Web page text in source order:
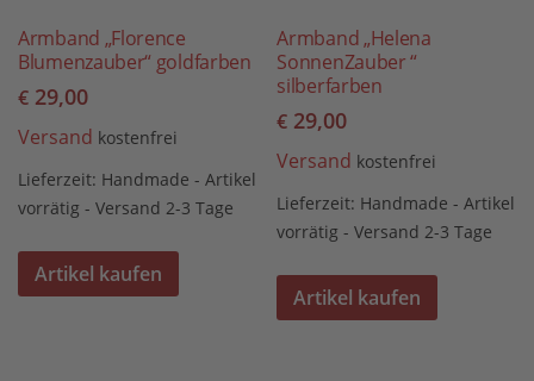
Armband „Florence
Blumenzauber“ goldfarben
€ 29,00
Versand kostenfrei
Lieferzeit: Handmade - Artikel
vorrätig - Versand 2-3 Tage
Artikel kaufen
Armband „Helena
SonnenZauber “
silberfarben
€ 29,00
Versand kostenfrei
Lieferzeit: Handmade - Artikel
vorrätig - Versand 2-3 Tage
Artikel kaufen